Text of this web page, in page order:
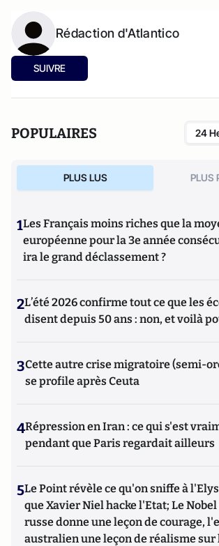
Rédaction d'Atlantico
SUIVRE
POPULAIRES 24
PLUS LUS PLUS
1Les Français moins riches que la
européenne pour la 3e année
ira le grand déclassement ?
2L’été 2026 confirme tout ce que les
disent depuis 50 ans : non, et voilà
3Cette autre crise migratoire (semi-
se profile après Ceuta
4Répression en Iran : ce qui s'est
pendant que Paris regardait ailleurs
5Le Point révèle ce qu'on sniffe à
que Xavier Niel hacke l'Etat; Le
russe donne une leçon de courage,
australien une leçon de réalisme sur